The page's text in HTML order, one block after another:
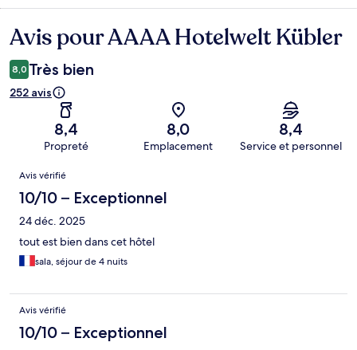
Avis
Avis pour AAAA Hotelwelt Kübler
8,0 Très bien
252 avis
8,4
Propreté
8,0
Emplacement
8,4
Service et personnel
Avis
Avis vérifié
10/10 – Exceptionnel
24 déc. 2025
tout est bien dans cet hôtel
sala, séjour de 4 nuits
Avis vérifié
10/10 – Exceptionnel